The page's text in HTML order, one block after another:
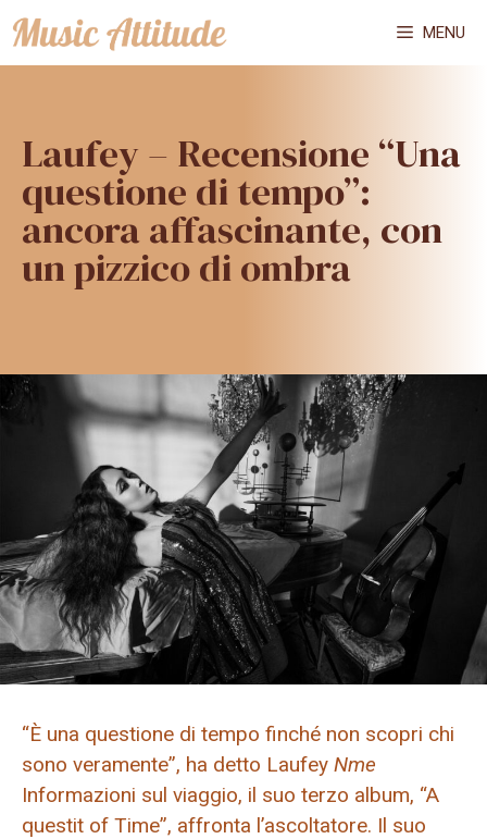
Vai
al
MENU
Laufey – Recensione “Una
questione di tempo”:
ancora affascinante, con
un pizzico di ombra
“È una questione di tempo finché non scopri chi
sono veramente”, ha detto Laufey Nme
Informazioni sul viaggio, il suo terzo album, “A
questit of Time”, affronta l’ascoltatore. Il suo